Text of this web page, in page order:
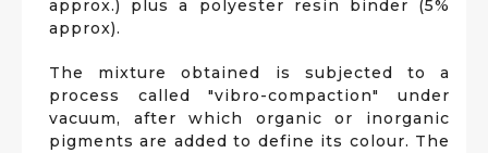
approx.) plus a polyester resin binder (5%
approx).
The mixture obtained is subjected to a
process called "vibro-compaction" under
vacuum, after which organic or inorganic
pigments are added to define its colour. The